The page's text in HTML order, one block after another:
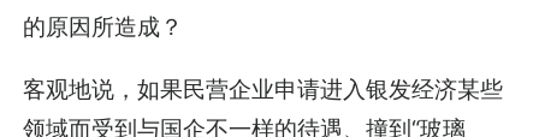
的原因所造成？
客观地说，如果民营企业申请进入银发经济某些
领域而受到与国企不一样的待遇、撞到“玻璃